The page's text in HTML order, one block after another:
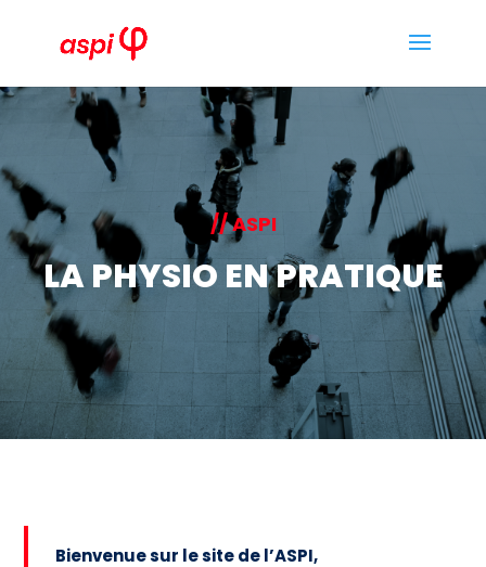
// ASPI
LA PHYSIO EN PRATIQUE
Bienvenue sur le site de l’ASPI,